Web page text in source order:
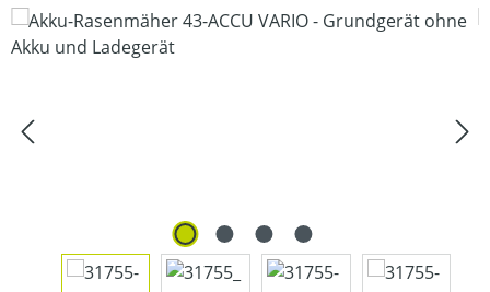
Bildergalerie überspringen